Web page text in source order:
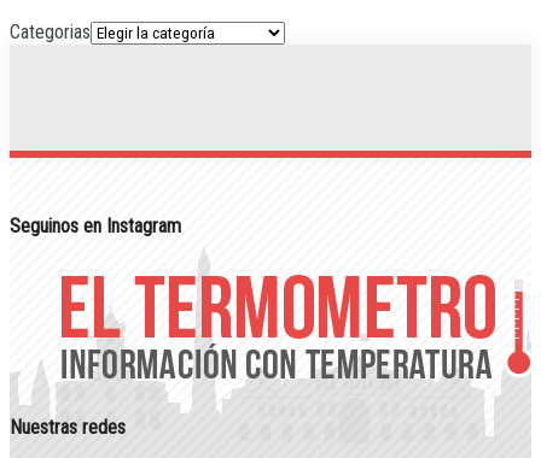
Categorias
Seguinos en Instagram
Nuestras redes